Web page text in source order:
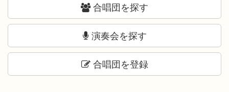
合唱団を探す
演奏会を探す
合唱団を登録